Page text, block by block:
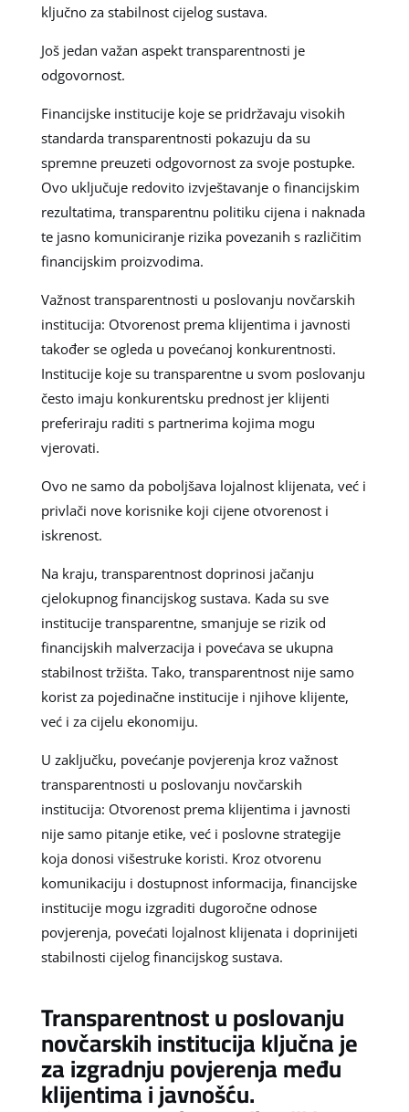
ključno za stabilnost cijelog sustava.
Još jedan važan aspekt transparentnosti je
odgovornost.
Financijske institucije koje se pridržavaju visokih
standarda transparentnosti pokazuju da su
spremne preuzeti odgovornost za svoje postupke.
Ovo uključuje redovito izvještavanje o financijskim
rezultatima, transparentnu politiku cijena i naknada
te jasno komuniciranje rizika povezanih s različitim
financijskim proizvodima.
Važnost transparentnosti u poslovanju novčarskih
institucija: Otvorenost prema klijentima i javnosti
također se ogleda u povećanoj konkurentnosti.
Institucije koje su transparentne u svom poslovanju
često imaju konkurentsku prednost jer klijenti
preferiraju raditi s partnerima kojima mogu
vjerovati.
Ovo ne samo da poboljšava lojalnost klijenata, već i
privlači nove korisnike koji cijene otvorenost i
iskrenost.
Na kraju, transparentnost doprinosi jačanju
cjelokupnog financijskog sustava. Kada su sve
institucije transparentne, smanjuje se rizik od
financijskih malverzacija i povećava se ukupna
stabilnost tržišta. Tako, transparentnost nije samo
korist za pojedinačne institucije i njihove klijente,
već i za cijelu ekonomiju.
U zaključku, povećanje povjerenja kroz važnost
transparentnosti u poslovanju novčarskih
institucija: Otvorenost prema klijentima i javnosti
nije samo pitanje etike, već i poslovne strategije
koja donosi višestruke koristi. Kroz otvorenu
komunikaciju i dostupnost informacija, financijske
institucije mogu izgraditi dugoročne odnose
povjerenja, povećati lojalnost klijenata i doprinijeti
stabilnosti cijelog financijskog sustava.
Transparentnost u poslovanju
novčarskih institucija ključna je
za izgradnju povjerenja među
klijentima i javnošću.